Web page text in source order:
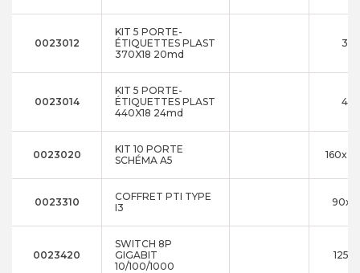
0023012
KIT 5 PORTE-
ÉTIQUETTES PLAST
370X18 20md
0023014
KIT 5 PORTE-
ÉTIQUETTES PLAST
440X18 24md
0023020
KIT 10 PORTE
SCHÉMA A5
0023310
COFFRET PTI TYPE
I3
0023420
SWITCH 8P
GIGABIT
10/100/1000